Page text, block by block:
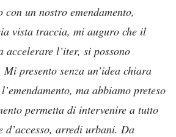
un nostro emendamento,
vista traccia, mi auguro che il
accelerare l’iter, si possono
presento senza un’idea chiara
ma abbiamo preteso
permetta di intervenire a tutto
d’accesso, arredi urbani. Da